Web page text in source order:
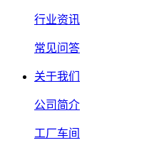
行业资讯
常见问答
关于我们
公司简介
工厂车间